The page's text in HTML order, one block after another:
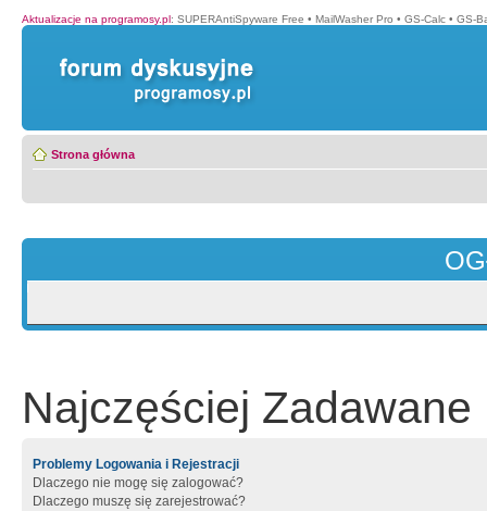
Aktualizacje na programosy.pl: SUPERAntiSpyware Free • MailWasher Pro • GS-Calc • GS-
Strona główna
Najczęściej Zadawane
Problemy Logowania i Rejestracji
Dlaczego nie mogę się zalogować?
Dlaczego muszę się zarejestrować?